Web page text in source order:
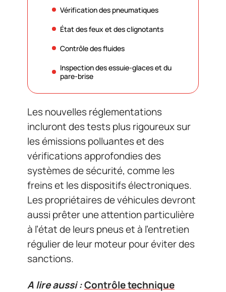
Vérification des pneumatiques
État des feux et des clignotants
Contrôle des fluides
Inspection des essuie-glaces et du
pare-brise
Les nouvelles réglementations
incluront des tests plus rigoureux sur
les émissions polluantes et des
vérifications approfondies des
systèmes de sécurité, comme les
freins et les dispositifs électroniques.
Les propriétaires de véhicules devront
aussi prêter une attention particulière
à l’état de leurs pneus et à l’entretien
régulier de leur moteur pour éviter des
sanctions.
A lire aussi :Contrôle technique